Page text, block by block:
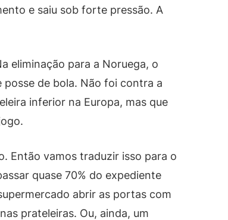
e saiu sob forte pressão. A
eliminação para a Noruega, o
de bola. Não foi contra a
inferior na Europa, mas que
Então vamos traduzir isso para o
quase 70% do expediente
abrir as portas com
prateleiras. Ou, ainda, um